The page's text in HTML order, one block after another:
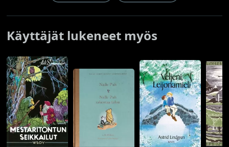
Käyttäjät lukeneet myös